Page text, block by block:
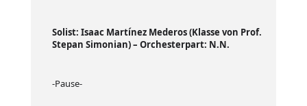
Solist: Isaac Martínez Mederos (Klasse von Prof.
Stepan Simonian) – Orchesterpart: N.N.
-Pause-